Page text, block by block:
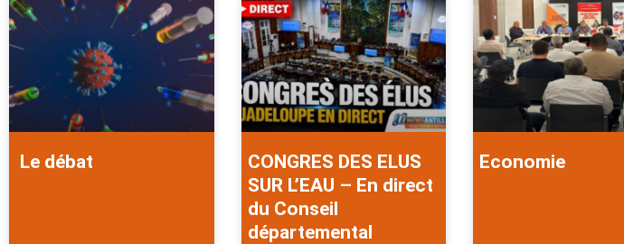
Le débat
CONGRES DES ELUS
SUR L’EAU – En direct
du Conseil
départemental
Economie